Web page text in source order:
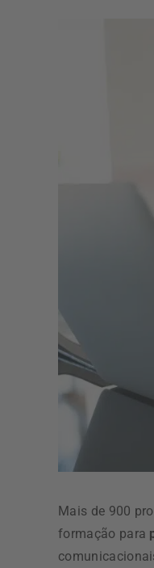
Mais de 900
formação para